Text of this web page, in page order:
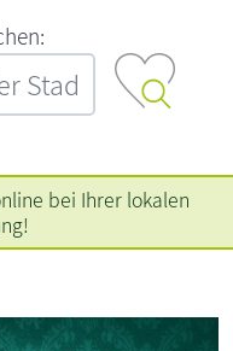
bei Ihrer lokalen